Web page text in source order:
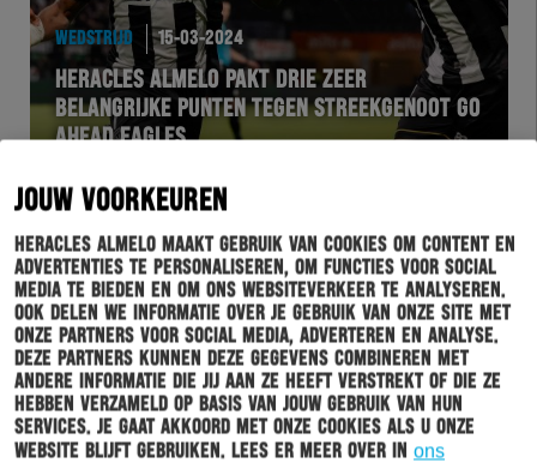
JOUW VOORKEUREN
Heracles Almelo maakt gebruik van cookies om content en
advertenties te personaliseren, om functies voor social
media te bieden en om ons websiteverkeer te analyseren.
Ook delen we informatie over je gebruik van onze site met
onze partners voor social media, adverteren en analyse.
Deze partners kunnen deze gegevens combineren met
andere informatie die jij aan ze heeft verstrekt of die ze
hebben verzameld op basis van jouw gebruik van hun
services. Je gaat akkoord met onze cookies als u onze
website blijft gebruiken. Lees er meer over in ons
WEDSTRIJD 15-03-2024
HERACLES ALMELO PAKT DRIE ZEER
BELANGRIJKE PUNTEN TEGEN STREEKGENOOT GO
AHEAD EAGLES
WEDSTRIJD 14-03-2024